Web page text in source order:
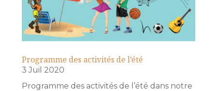
Programme des activités de l’été
3 Juil 2020
Programme des activités de l’été dans notre